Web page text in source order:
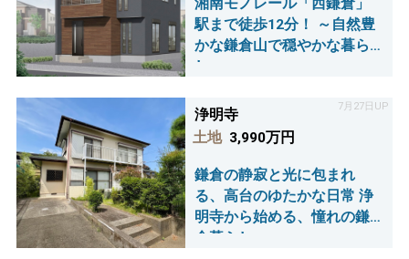
湘南モノレール「西鎌倉」
駅まで徒歩12分！ ～自然豊
かな鎌倉山で穏やかな暮ら
し♪～
7月27日UP
浄明寺
土地 3,990万円
鎌倉の静寂と光に包まれ
る、高台のゆたかな日常 浄
明寺から始める、憧れの鎌
倉暮らし